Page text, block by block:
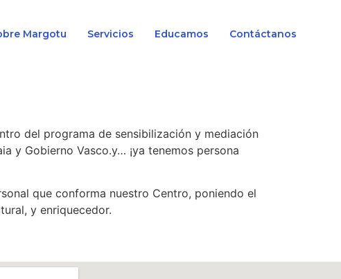
Margotu Servicios Educamos Contáctanos
del programa de sensibilización y mediación
y Gobierno Vasco.y… ¡ya tenemos persona
que conforma nuestro Centro, poniendo el
y enriquecedor.